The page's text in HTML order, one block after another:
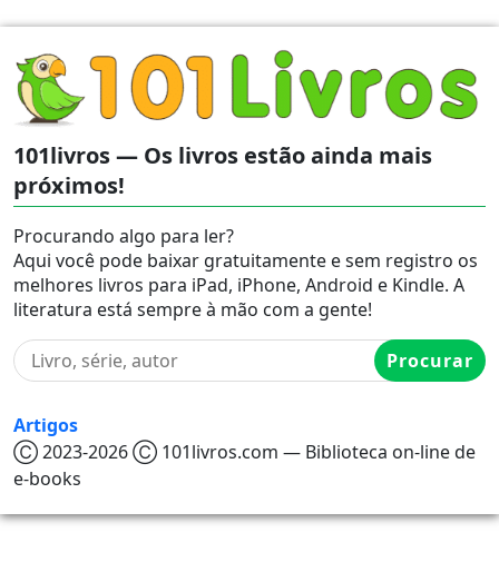
101livros — Os livros estão ainda mais
próximos!
Procurando algo para ler?
Aqui você pode baixar gratuitamente e sem registro os
melhores livros para iPad, iPhone, Android e Kindle. A
literatura está sempre à mão com a gente!
Procurar
Artigos
Ⓒ 2023-2026 Ⓒ 101livros.com — Biblioteca on-line de
e-books